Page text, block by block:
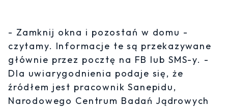
- Zamknij okna i pozostań w domu -
czytamy. Informacje te są przekazywane
głównie przez pocztę na FB lub SMS-y. -
Dla uwiarygodnienia podaje się, że
źródłem jest pracownik Sanepidu,
Narodowego Centrum Badań Jądrowych